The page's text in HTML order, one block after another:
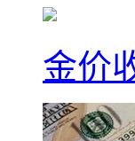
金价